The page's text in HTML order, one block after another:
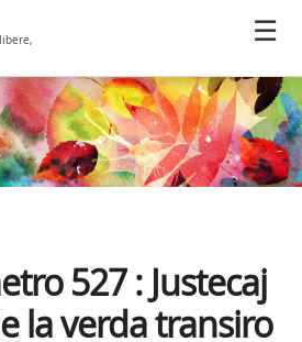
527 : Justecaj
la verda transiro